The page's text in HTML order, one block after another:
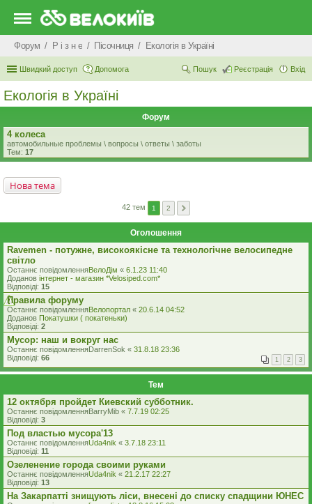
Форум Р i з н е Пісочниця Екологiя в Україні
Швидкий доступ Допомога Вхід
Реєстрація
Пошук
Екологiя в Україні
Форум
4 колеса
автомобильные проблемы \ вопросы \ ответы \ заботы
Тем: 17
Нова тема
42 тем 1 2
Оголошення
Ravemen - потужне, високоякісне та технологічне велосипедне
світло
Останнє повідомленняВелоДім « 6.1.23 11:40
Доданов iнтернет - магазин *Velosiped.com*
Відповіді: 15
Правила форуму
Останнє повідомленняВелопортал « 20.6.14 04:52
Доданов Покатушки ( покатеньки)
Відповіді: 2
Мусор: наш и вокруг нас
Останнє повідомленняDarrenSok « 31.8.18 23:36
Відповіді: 66 1 2 3
Тем
12 октября пройдет Киевский субботник.
Останнє повідомленняBarryMib « 7.7.19 02:25
Відповіді: 3
Под властью мусора'13
Останнє повідомленняUda4nik « 3.7.18 23:11
Відповіді: 11
Озеленение города своими руками
Останнє повідомленняUda4nik « 21.2.17 22:27
Відповіді: 13
На Закарпатті знищують ліси, внесені до списку спадщини ЮНЕС